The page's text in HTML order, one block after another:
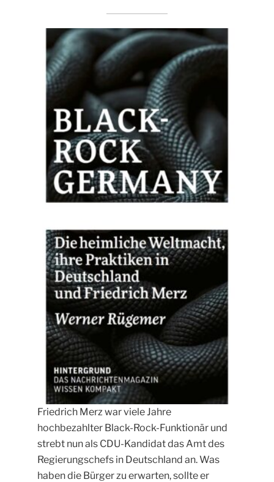
Friedrich Merz war viele Jahre
hochbezahlter Black-Rock-Funktionär und
strebt nun als CDU-Kandidat das Amt des
Regierungschefs in Deutschland an. Was
haben die Bürger zu erwarten, sollte er